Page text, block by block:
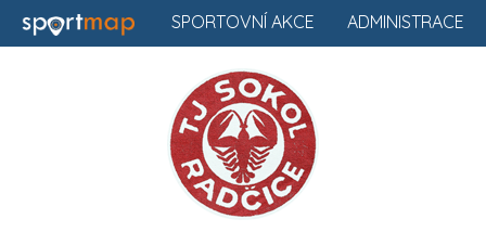
ADMINISTRACE
SPORTOVNÍ AKCE